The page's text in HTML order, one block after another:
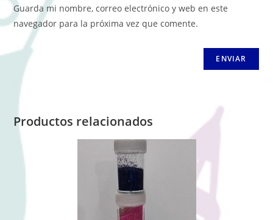
Guarda mi nombre, correo electrónico y web en este
navegador para la próxima vez que comente.
Productos relacionados